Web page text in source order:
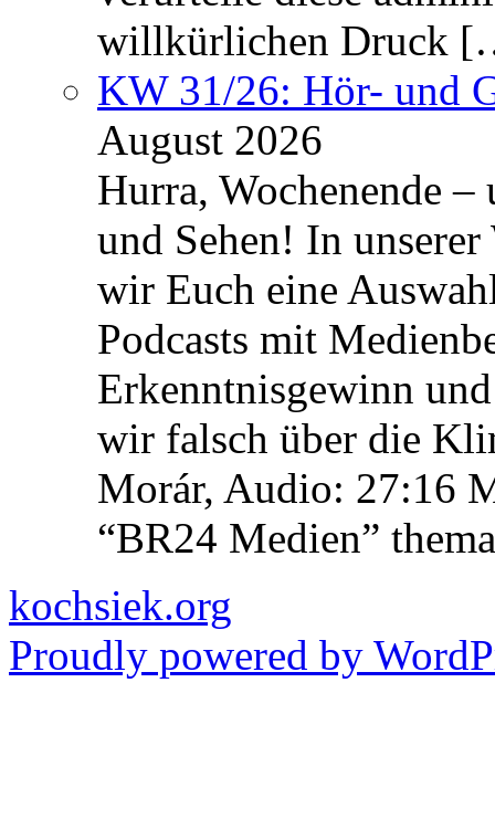
willkürlichen Druck
KW 31/26: Hör- und
August 2026
Hurra, Wochenende
und Sehen! In unserer
wir Euch eine
Podcasts mit
Erkenntnisgewinn
wir falsch über die
Morár, Audio: 27:16
“BR24 Medien”
kochsiek.org
Proudly powered by